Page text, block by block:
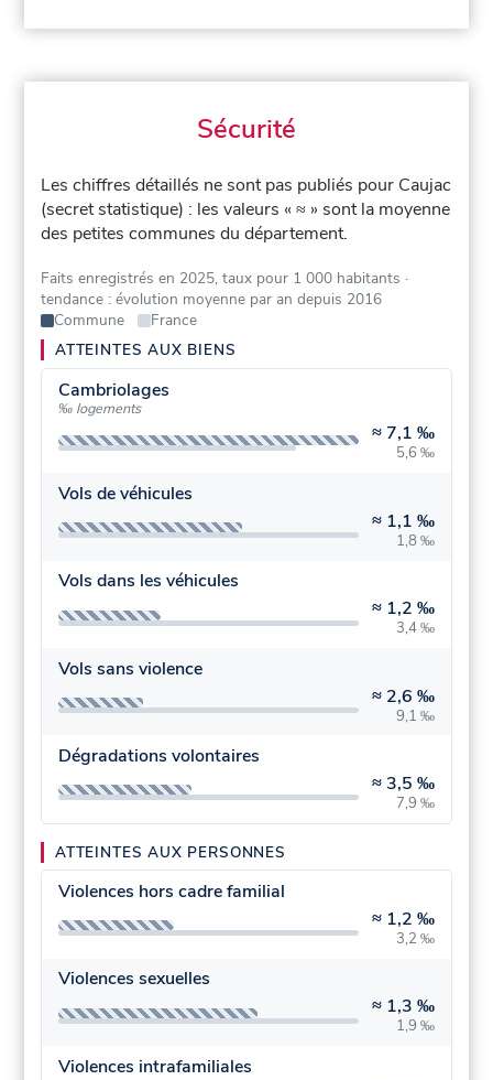
Sécurité
Les chiffres détaillés ne sont pas publiés pour Caujac
(secret statistique) : les valeurs « ≈ » sont la moyenne
des petites communes du département.
Faits enregistrés en 2025, taux pour 1 000 habitants ·
tendance : évolution moyenne par an depuis 2016
Commune
France
ATTEINTES AUX BIENS
Cambriolages
‰ logements
≈ 7,1 ‰
5,6 ‰
Vols de véhicules
≈ 1,1 ‰
1,8 ‰
Vols dans les véhicules
≈ 1,2 ‰
3,4 ‰
Vols sans violence
≈ 2,6 ‰
9,1 ‰
Dégradations volontaires
≈ 3,5 ‰
7,9 ‰
ATTEINTES AUX PERSONNES
Violences hors cadre familial
≈ 1,2 ‰
3,2 ‰
Violences sexuelles
≈ 1,3 ‰
1,9 ‰
Violences intrafamiliales